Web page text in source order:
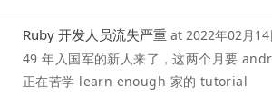
Ruby 开发人员流失严重 at 2022年02月14
49 年入国军的新人来了，这两个月要
正在苦学 learn enough 家的 tutorial